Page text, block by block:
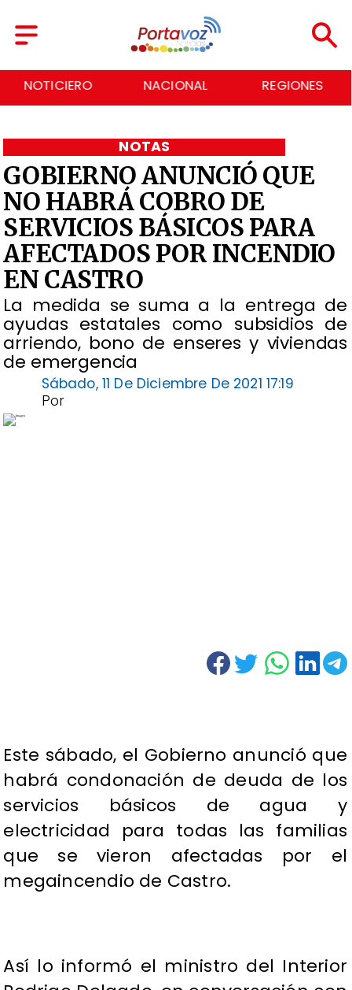
NACIONAL REGIONES ECONOMÍA
GOBIERNO ANUNCIÓ QUE
NO HABRÁ COBRO DE
SERVICIOS BÁSICOS PARA
AFECTADOS POR INCENDIO
EN CASTRO
La medida se suma a la entrega de
ayudas estatales como subsidios de
arriendo, bono de enseres y viviendas
de emergencia
NOTAS
Sábado, 11 De Diciembre De 2021 17:19
Por
Este sábado, el Gobierno anunció que
habrá condonación de deuda de los
servicios básicos de agua y
electricidad para todas las familias
que se vieron afectadas por el
megaincendio de Castro.
Así lo informó el ministro del Interior